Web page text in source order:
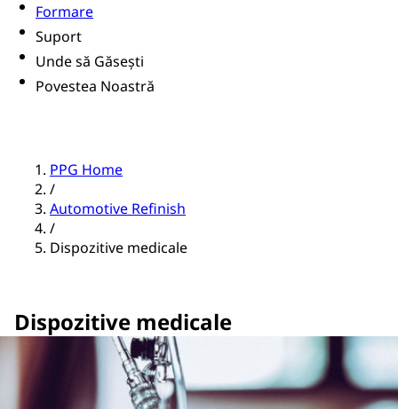
Formare
Suport
Unde să Găsești
Povestea Noastră
PPG Home
/
Automotive Refinish
/
Dispozitive medicale
Dispozitive medicale